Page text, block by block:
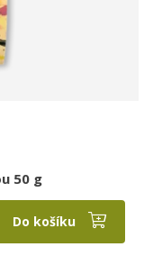
50 g
Do košíku